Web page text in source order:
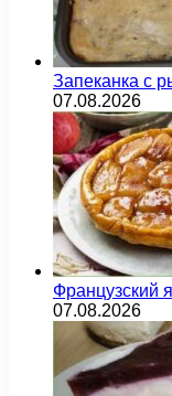
Запеканка с
07.08.2026
Французский
07.08.2026